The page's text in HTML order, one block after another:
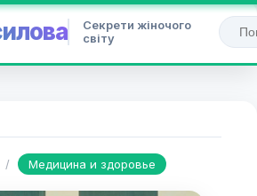
Секрети жіночого
світу
/ Медицина и здоровье